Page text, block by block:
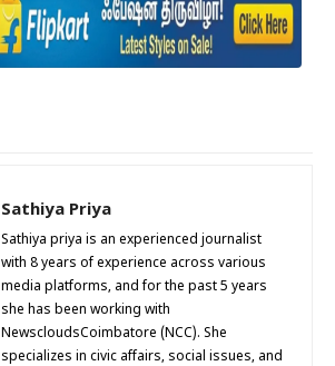
Sathiya Priya
Sathiya priya is an experienced journalist
with 8 years of experience across various
media platforms, and for the past 5 years
she has been working with
NewscloudsCoimbatore (NCC). She
specializes in civic affairs, social issues, and